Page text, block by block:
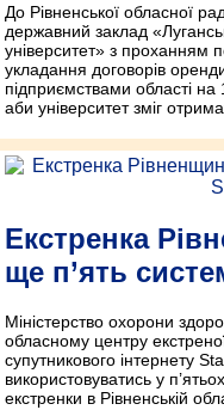
До Рівненської обласної
державний заклад
університет» з проханням
укладання договорів
підприємствами області на
аби університет зміг
Екстренка
ще п’ять
Міністерство охорони
обласному центру
супутникового інтернету
використовуватись у
екстренки в Рівненській